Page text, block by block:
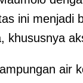
ini
khususnya
air